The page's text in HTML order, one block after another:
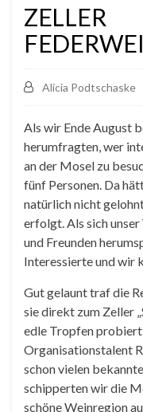
ZELLER
Alicia Podtschaske
Als wir Ende August
herumfragten, wer
an der Mosel zu
fünf Personen. Da
natürlich nicht
erfolgt. Als sich
und Freunden
Interessierte und wir
Gut gelaunt traf die
sie direkt zum Zeller
edle Tropfen
Organisationstalent
schon vielen
schipperten wir die
schöne Weinregion